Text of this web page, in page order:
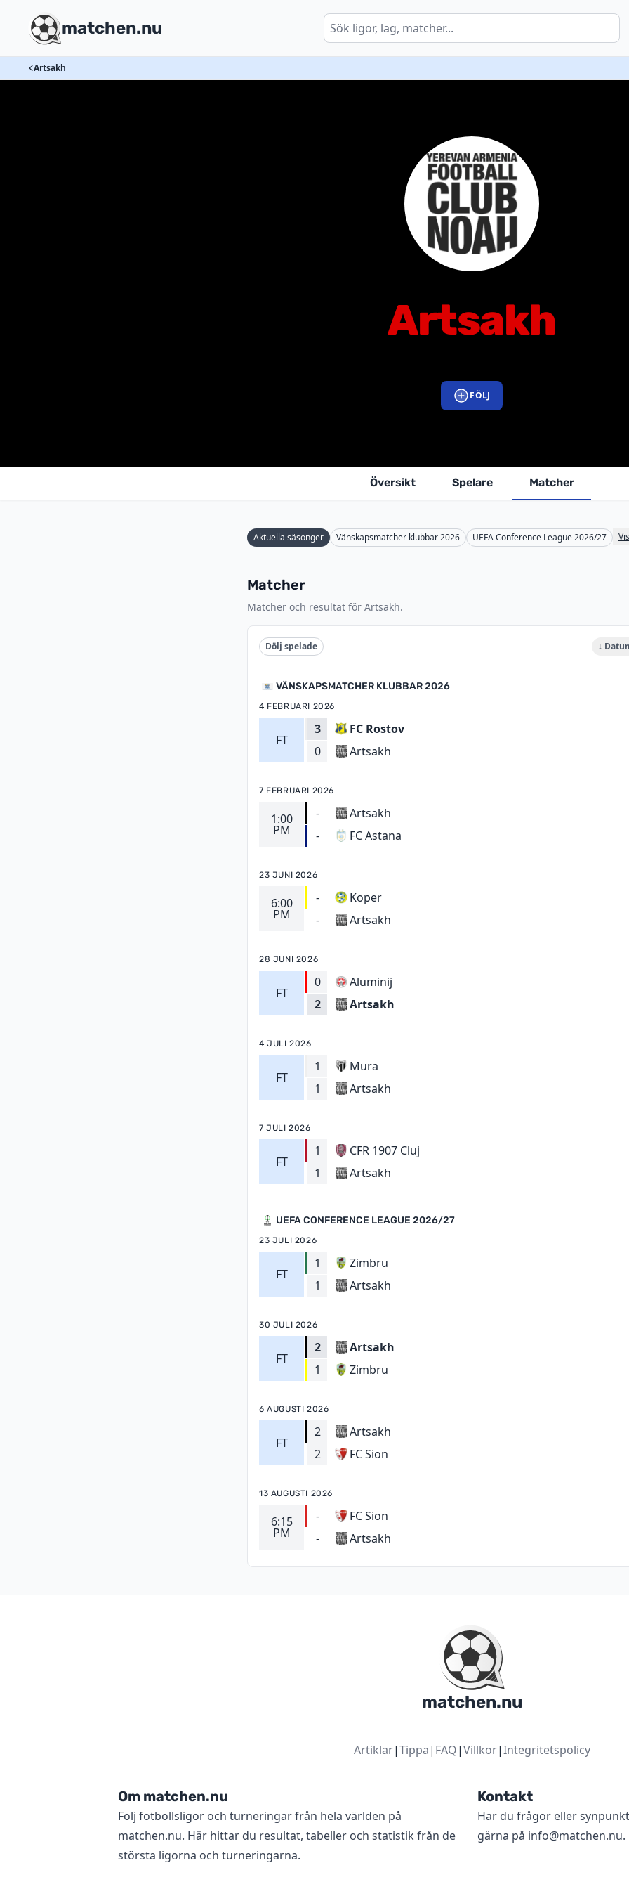
matchen.nu
Artsakh
Artsakh
FÖLJ
Översikt Spelare Matcher
Aktuella säsonger Vänskapsmatcher klubbar 2026 UEFA Conference League 2026/27
Matcher
Matcher och resultat för Artsakh.
Dölj spelade ↓
VÄNSKAPSMATCHER KLUBBAR 2026
4 FEBRUARI 2026
FT
3
0
FC Rostov
Artsakh
7 FEBRUARI 2026
1:00
PM
-
-
Artsakh
FC Astana
23 JUNI 2026
6:00
PM
-
-
Koper
Artsakh
28 JUNI 2026
FT
0
2
Aluminij
Artsakh
4 JULI 2026
FT
1
1
Mura
Artsakh
7 JULI 2026
FT
1
1
CFR 1907 Cluj
Artsakh
UEFA CONFERENCE LEAGUE 2026/27
23 JULI 2026
FT
1
1
Zimbru
Artsakh
30 JULI 2026
FT
2
1
Artsakh
Zimbru
6 AUGUSTI 2026
FT
2
2
Artsakh
FC Sion
13 AUGUSTI 2026
6:15
PM
-
-
FC Sion
Artsakh
matchen.nu
Artiklar|Tippa| FAQ|Villkor|Integritetspolicy
Om matchen.nu
Följ fotbollsligor och turneringar från hela världen på
matchen.nu. Här hittar du resultat, tabeller och statistik från de
största ligorna och turneringarna.
Kontakt
Har du frågor eller
gärna på info@matchen.nu.